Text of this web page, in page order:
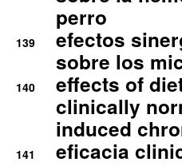
perro
139
efectos
sobre los
140
effects of
clinically
induced
141
eficacia